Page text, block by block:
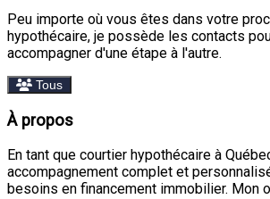
Peu importe où vous êtes dans votre
hypothécaire, je possède les contacts
accompagner d'une étape à l'autre.
Tous
À propos
En tant que courtier hypothécaire à
accompagnement complet et
besoins en financement immobilier. Mon